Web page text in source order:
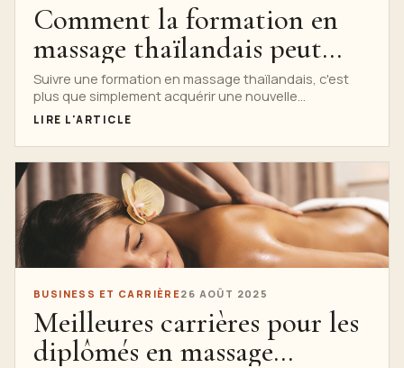
Comment la formation en
massage thaïlandais peut
lancer votre carrière
mondiale en matière de
bien-être
Suivre une formation en massage thaïlandais, c'est
plus que simplement acquérir une nouvelle
compétence : c'est une porte d'entrée vers une
expérience enrichissante...
LIRE L'ARTICLE
BUSINESS ET CARRIÈRE26 AOÛT 2025
Meilleures carrières pour les
diplômés en massage